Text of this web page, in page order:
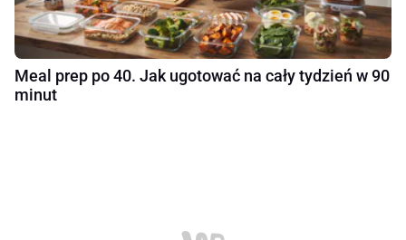
Meal prep po 40. Jak ugotować na cały tydzień w 90
minut